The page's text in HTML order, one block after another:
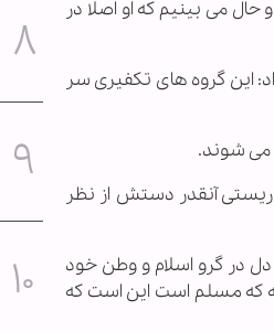
می بینیم که او اصلا در
این گروه های تکفیری سر
می شوند.
آنقدر دستش از نظر
در گرو اسلام و وطن خود
که مسلم است این است که